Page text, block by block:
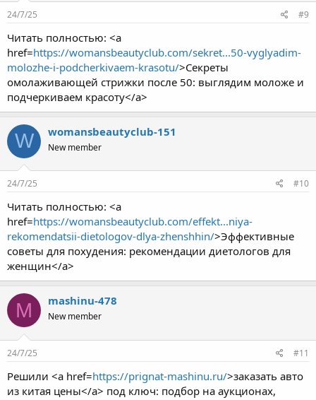
24/7/25 #9
Читать полностью: <a
href=https://womansbeautyclub.com/sekret...50-vyglyadim-
molozhe-i-podcherkivaem-krasotu/>Секреты
омолаживающей стрижки после 50: выглядим моложе и
подчеркиваем красоту</a>
W womansbeautyclub-151
New member
24/7/25 #10
Читать полностью: <a
href=https://womansbeautyclub.com/effekt...niya-
rekomendatsii-dietologov-dlya-zhenshhin/>Эффективные
советы для похудения: рекомендации диетологов для
женщин</a>
M mashinu-478
New member
24/7/25 #11
Решили <a href=https://prignat-mashinu.ru/>заказать авто
из китая цены</a> под ключ: подбор на аукционах,